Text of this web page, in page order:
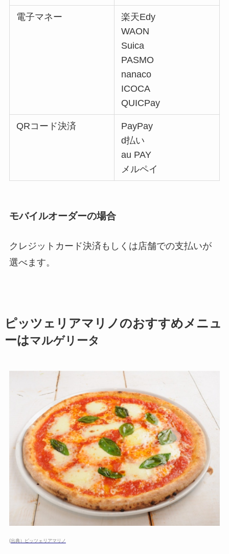
電子マネー
楽天Edy
WAON
Suica
PASMO
nanaco
ICOCA
QUICPay
QRコード決済
PayPay
d払い
au PAY
メルペイ
モバイルオーダーの場合
クレジットカード決済もしくは店舗での支払いが
選べます。
ピッツェリアマリノのおすすめメニュ
ーはマルゲリータ
(出典）ピッツェリアマリノ